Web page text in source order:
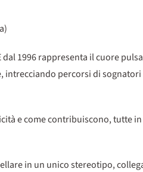
1996 rappresenta il cuore
intrecciando percorsi di sognatori
e come contribuiscono, tutte
in un unico stereotipo,